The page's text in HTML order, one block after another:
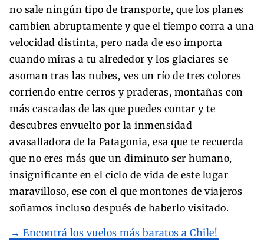
no sale ningún tipo de transporte, que los planes
cambien abruptamente y que el tiempo corra a una
velocidad distinta, pero nada de eso importa
cuando miras a tu alrededor y los glaciares se
asoman tras las nubes, ves un río de tres colores
corriendo entre cerros y praderas, montañas con
más cascadas de las que puedes contar y te
descubres envuelto por la inmensidad
avasalladora de la Patagonia, esa que te recuerda
que no eres más que un diminuto ser humano,
insignificante en el ciclo de vida de este lugar
maravilloso, ese con el que montones de viajeros
soñamos incluso después de haberlo visitado.
→ Encontrá los vuelos más baratos a Chile!